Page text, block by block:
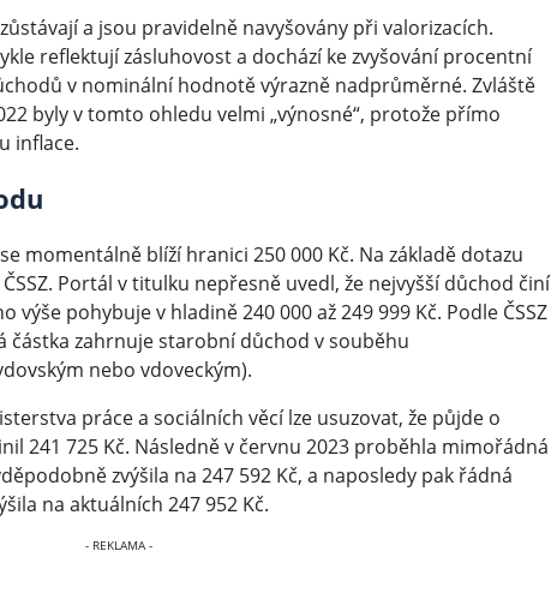
a jsou pravidelně navyšovány při valorizacích.
reflektují zásluhovost a dochází ke zvyšování procentní
v nominální hodnotě výrazně nadprůměrné. Zvláště
byly v tomto ohledu velmi „výnosné“, protože přímo
inflace.
momentálně blíží hranici 250 000 Kč. Na základě dotazu
Portál v titulku nepřesně uvedl, že nejvyšší důchod činí
výše pohybuje v hladině 240 000 až 249 999 Kč. Podle ČSSZ
částka zahrnuje starobní důchod v souběhu
nebo vdoveckým).
práce a sociálních věcí lze usuzovat, že půjde o
241 725 Kč. Následně v červnu 2023 proběhla mimořádná
zvýšila na 247 592 Kč, a naposledy pak řádná
na aktuálních 247 952 Kč.